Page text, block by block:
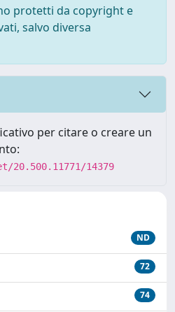
protetti da copyright e
salvo diversa
per citare o creare un
14379
ND
72
74